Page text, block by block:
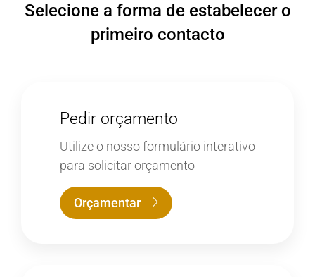
Selecione a forma de estabelecer o
primeiro contacto
Pedir orçamento
Utilize o nosso formulário interativo
para solicitar orçamento
Orçamentar